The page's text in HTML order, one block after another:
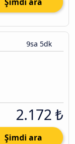
9sa 5dk
2.172 ₺
Şimdi ara